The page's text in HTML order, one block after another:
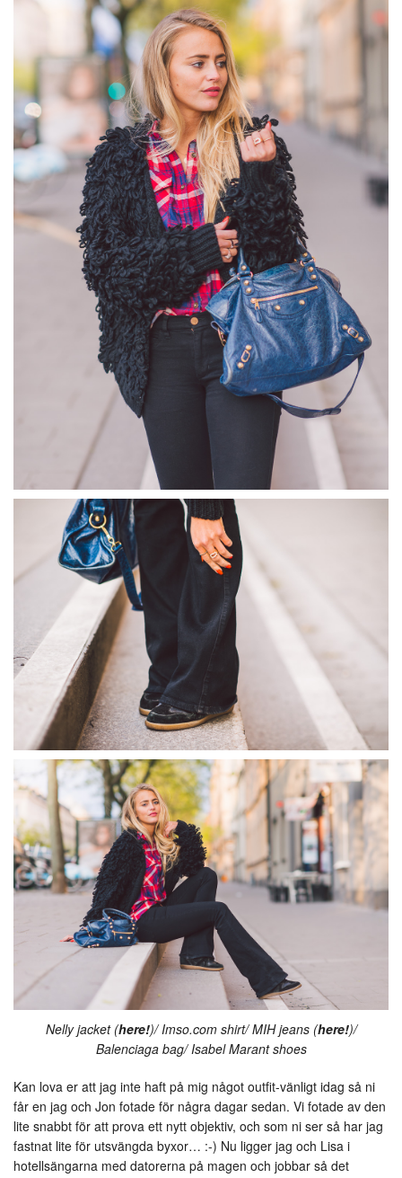
Nelly jacket (here!)/ Imso.com shirt/ MIH jeans (here!)/
Balenciaga bag/ Isabel Marant shoes
Kan lova er att jag inte haft på mig något outfit-vänligt idag så ni
får en jag och Jon fotade för några dagar sedan. Vi fotade av den
lite snabbt för att prova ett nytt objektiv, och som ni ser så har jag
fastnat lite för utsvängda byxor… :-) Nu ligger jag och Lisa i
hotellsängarna med datorerna på magen och jobbar så det